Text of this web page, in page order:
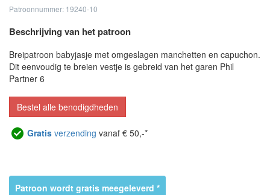
Patroonnummer: 19240-10
Beschrijving van het patroon
Breipatroon babyjasje met omgeslagen manchetten en capuchon.
Dit eenvoudig te breien vestje is gebreid van het garen Phil
Partner 6
Bestel alle benodigdheden
Gratis verzending vanaf € 50,-*
Patroon wordt gratis meegeleverd *